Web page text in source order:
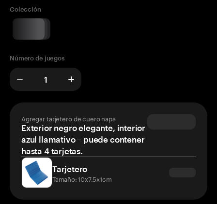
Colección
Número de juegos
Agregar tarjetero de cuero napa
Exterior negro elegante, interior
azul llamativo – puede contener
hasta 4 tarjetas.
Tarjetero
Tamaño: 10x7.5x1cm